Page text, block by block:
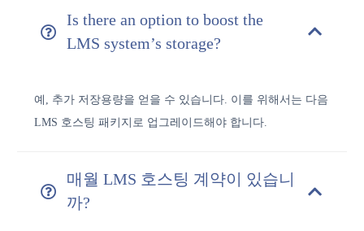
Is there an option to boost the
LMS system’s storage?
예, 추가 저장용량을 얻을 수 있습니다. 이를 위해서는 다음
LMS 호스팅 패키지로 업그레이드해야 합니다.
매월 LMS 호스팅 계약이 있습니
까?